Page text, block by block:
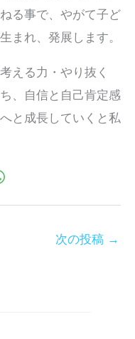
る事で、やがて子ど
まれ、発展します。
える力・やり抜く
、自信と自己肯定感
と成長していくと私
次の投稿 →